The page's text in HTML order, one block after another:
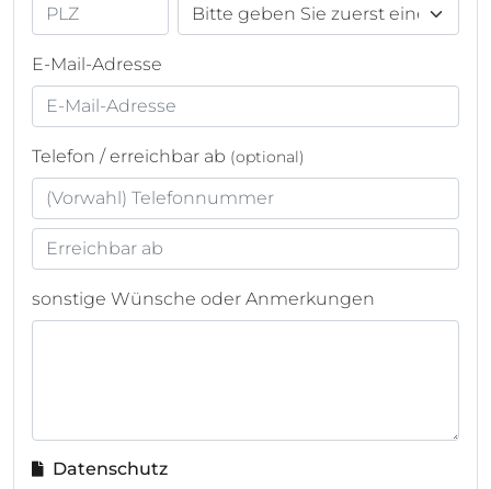
E-Mail-Adresse
Telefon / erreichbar ab (optional)
sonstige Wünsche oder Anmerkungen
Datenschutz